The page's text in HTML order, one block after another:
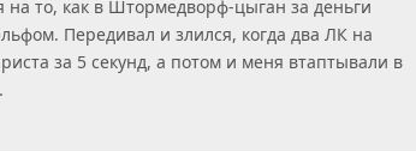
то, как в Штормедворф-цыган за деньги
Передивал и злился, когда два ЛК на
за 5 секунд, а потом и меня втаптывали в